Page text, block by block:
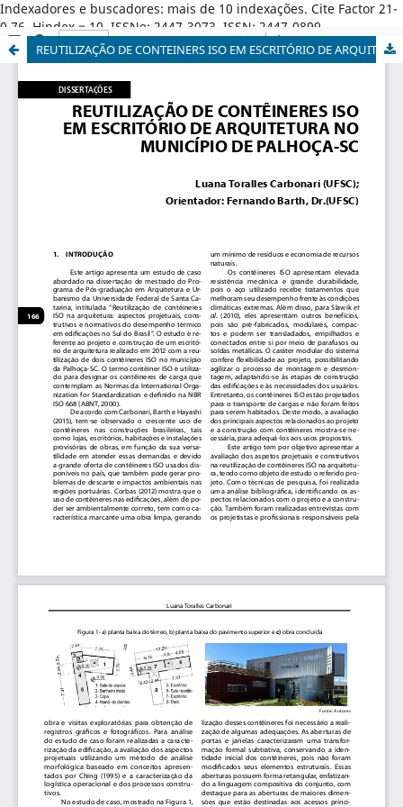
Indexadores e buscadores: mais de 10 indexações. Cite Factor 21-
0,76. Hindex = 10. ISSNe: 2447-3073. ISSN: 2447-0899.
REUTILIZAÇÃO DE CONTEINERS ISO EM ESCRITÓRIO DE ARQUITETURA NO MUNICÍPIO DE PALHOÇA - SC